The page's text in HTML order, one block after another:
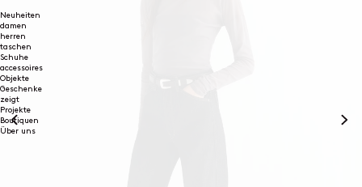
Neuheiten
damen
herren
taschen
Schuhe
accessoires
Objekte
Geschenke
zeigt
Projekte
Boutiquen
Über uns